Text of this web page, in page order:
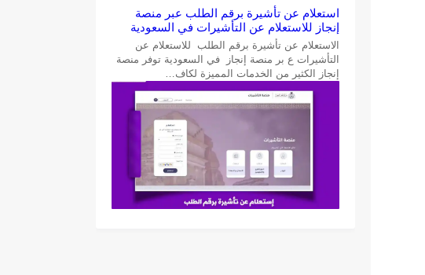
استعلام عن تأشيرة برقم الطلب عبر منصة
إنجاز للاستعلام عن التأشيرات في السعودية
الاستعلام عن تأشيرة برقم الطلب للاستعلام عن
التأشيرات ع بر منصة إنجاز في السعودية توفر منصة
إنجاز الكثير من الخدمات المميزة لكاف…